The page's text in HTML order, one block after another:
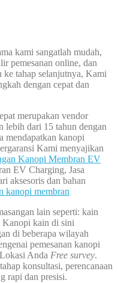
kami sangatlah mudah,
pemesanan online, dan
ke tahap selanjutnya, Kami
dengan cepat dan
merupakan vendor
lebih dari 15 tahun dengan
mendapatkan kanopi
Kami menyajikan
Kanopi Membran EV
EV Charging, Jasa
aksesoris dan bahan
kanopi membran
lain seperti: kain
Kanopi kain di sini
di beberapa wilayah
pemesanan kanopi
Anda Free survey.
konsultasi, perencanaan
rapi dan presisi.